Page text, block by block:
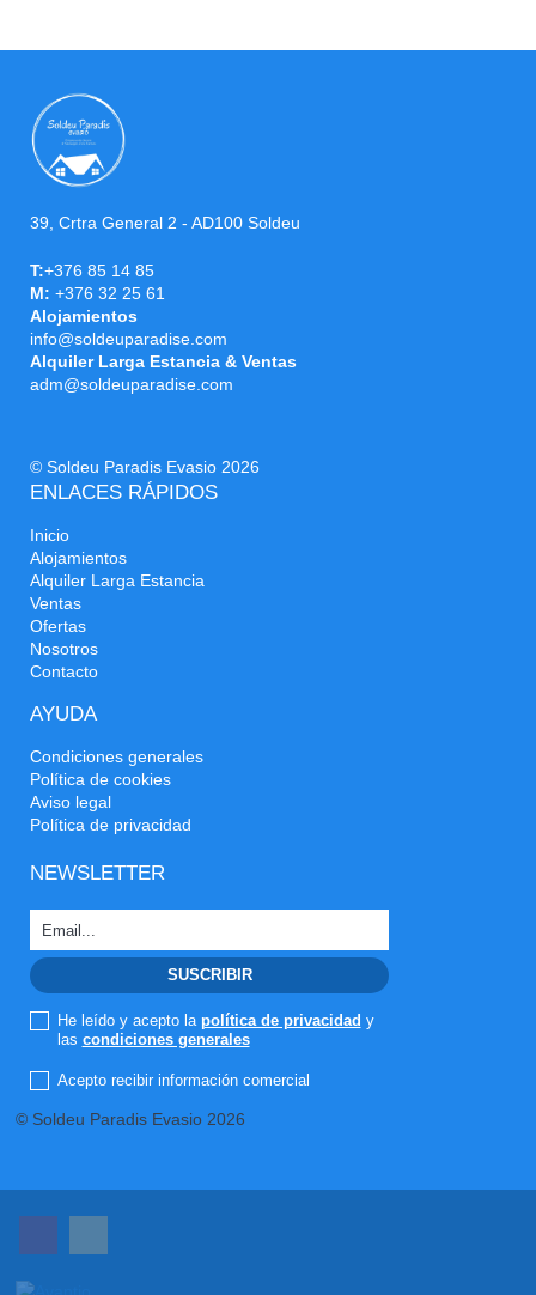
39, Crtra General 2 - AD100 Soldeu
T:+376 85 14 85
M: +376 32 25 61
Alojamientos
info@soldeuparadise.com
Alquiler Larga Estancia & Ventas
adm@soldeuparadise.com
© Soldeu Paradis Evasio 2026
ENLACES RÁPIDOS
Inicio
Alojamientos
Alquiler Larga Estancia
Ventas
Ofertas
Nosotros
Contacto
AYUDA
Condiciones generales
Política de cookies
Aviso legal
Política de privacidad
NEWSLETTER
He leído y acepto la política de privacidad y
las condiciones generales
Acepto recibir información comercial
© Soldeu Paradis Evasio 2026